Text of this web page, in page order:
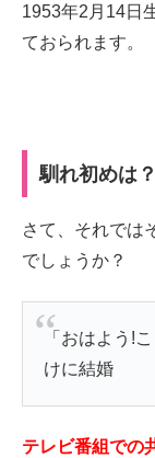
1953年2月14日
ておられます。
馴れ初めは？
さて、それでは
でしょうか？
「おはよう!
けに結婚
テレビ番組での